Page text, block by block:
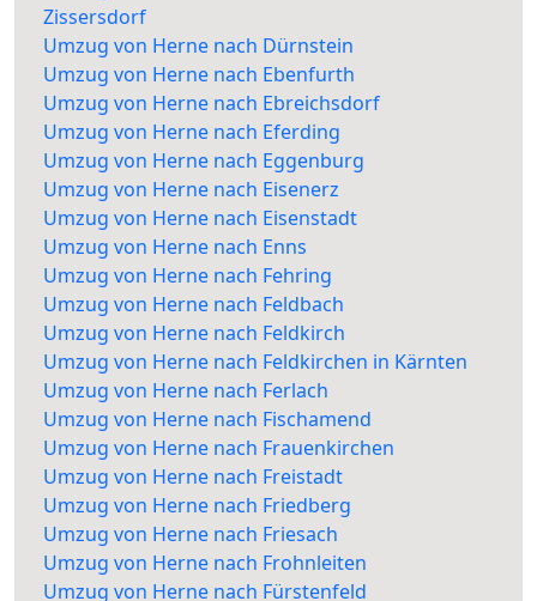
Zissersdorf
Umzug von Herne nach Dürnstein
Umzug von Herne nach Ebenfurth
Umzug von Herne nach Ebreichsdorf
Umzug von Herne nach Eferding
Umzug von Herne nach Eggenburg
Umzug von Herne nach Eisenerz
Umzug von Herne nach Eisenstadt
Umzug von Herne nach Enns
Umzug von Herne nach Fehring
Umzug von Herne nach Feldbach
Umzug von Herne nach Feldkirch
Umzug von Herne nach Feldkirchen in Kärnten
Umzug von Herne nach Ferlach
Umzug von Herne nach Fischamend
Umzug von Herne nach Frauenkirchen
Umzug von Herne nach Freistadt
Umzug von Herne nach Friedberg
Umzug von Herne nach Friesach
Umzug von Herne nach Frohnleiten
Umzug von Herne nach Fürstenfeld